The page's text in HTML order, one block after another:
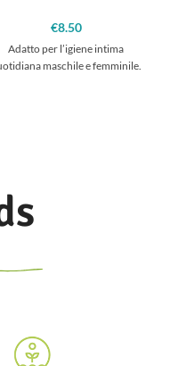
€8.50
Adatto per l’igiene intima
maschile e femminile.